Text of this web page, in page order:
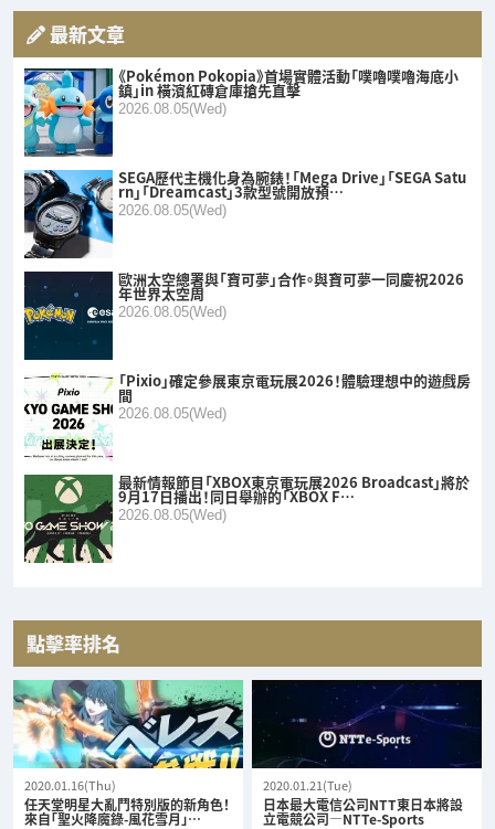
最新文章
《Pokémon Pokopia》首場實體活動「噗嚕噗嚕海底小
鎮」in 橫濱紅磚倉庫搶先直擊
2026.08.05(Wed)
SEGA歷代主機化身為腕錶！「Mega Drive」「SEGA Satu
rn」「Dreamcast」3款型號開放預…
2026.08.05(Wed)
歐洲太空總署與「寶可夢」合作。與寶可夢一同慶祝2026
年世界太空周
2026.08.05(Wed)
「Pixio」確定參展東京電玩展2026！體驗理想中的遊戲房
間
2026.08.05(Wed)
最新情報節目「XBOX東京電玩展2026 Broadcast」將於
9月17日播出！同日舉辦的「XBOX F…
2026.08.05(Wed)
點擊率排名
2020.01.16(Thu)
任天堂明星大亂鬥特別版的新角色！
來自「聖火降魔錄-風花雪月」…
2020.01.21(Tue)
日本最大電信公司NTT東日本將設
立電競公司—NTTe-Sports